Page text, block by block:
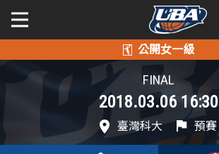
公開男一級
學年度
賽事資訊
公開女一級
學年度
賽事資訊
FINAL
2018.03.06 16:30
臺灣科大 預賽